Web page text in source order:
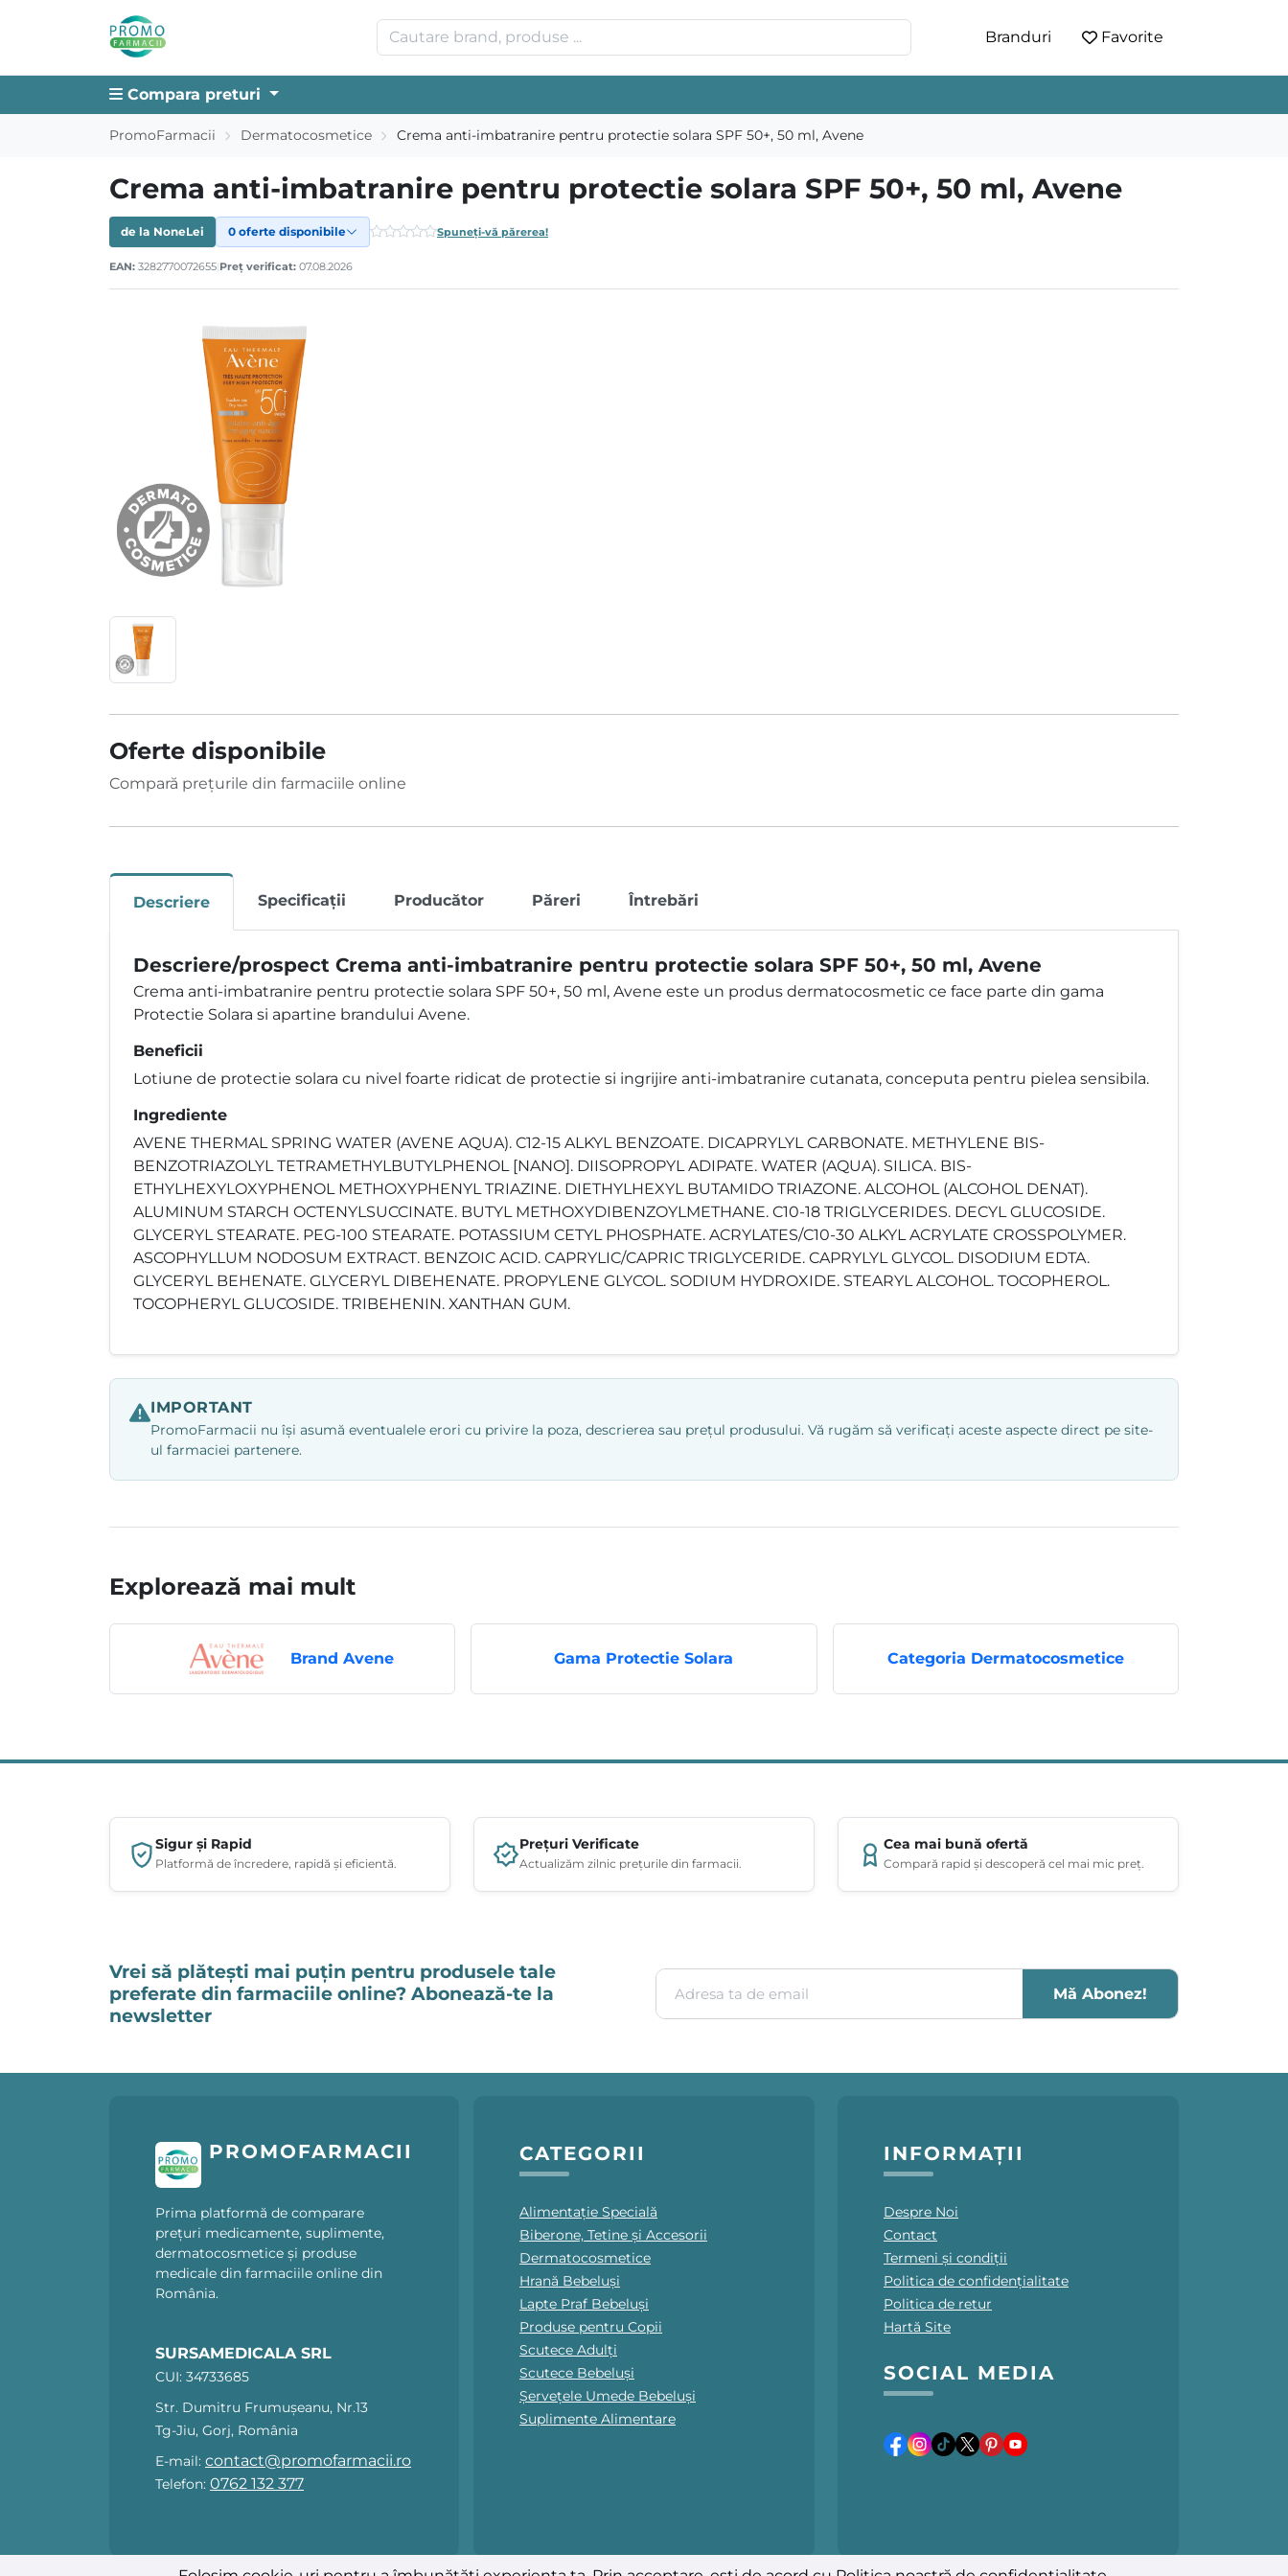
Branduri Favorite
Compara preturi
PromoFarmacii Dermatocosmetice Crema anti-imbatranire pentru protectie solara SPF 50+, 50 ml, Avene
Crema anti-imbatranire pentru protectie solara SPF 50+, 50 ml, Avene
de la NoneLei 0 oferte disponibile Spuneți-vă părerea!
EAN: 3282770072655 Preț verificat: 07.08.2026
Oferte disponibile
Compară prețurile din farmaciile online
Descriere Specificații Producător Păreri Întrebări
Descriere/prospect Crema anti-imbatranire pentru protectie solara SPF 50+, 50 ml, Avene
Crema anti-imbatranire pentru protectie solara SPF 50+, 50 ml, Avene este un produs dermatocosmetic ce face parte din gama
Protectie Solara si apartine brandului Avene.
Beneficii
Lotiune de protectie solara cu nivel foarte ridicat de protectie si ingrijire anti-imbatranire cutanata, conceputa pentru pielea sensibila.
Ingrediente
AVENE THERMAL SPRING WATER (AVENE AQUA). C12-15 ALKYL BENZOATE. DICAPRYLYL CARBONATE. METHYLENE BIS-
BENZOTRIAZOLYL TETRAMETHYLBUTYLPHENOL [NANO]. DIISOPROPYL ADIPATE. WATER (AQUA). SILICA. BIS-
ETHYLHEXYLOXYPHENOL METHOXYPHENYL TRIAZINE. DIETHYLHEXYL BUTAMIDO TRIAZONE. ALCOHOL (ALCOHOL DENAT).
ALUMINUM STARCH OCTENYLSUCCINATE. BUTYL METHOXYDIBENZOYLMETHANE. C10-18 TRIGLYCERIDES. DECYL GLUCOSIDE.
GLYCERYL STEARATE. PEG-100 STEARATE. POTASSIUM CETYL PHOSPHATE. ACRYLATES/C10-30 ALKYL ACRYLATE CROSSPOLYMER.
ASCOPHYLLUM NODOSUM EXTRACT. BENZOIC ACID. CAPRYLIC/CAPRIC TRIGLYCERIDE. CAPRYLYL GLYCOL. DISODIUM EDTA.
GLYCERYL BEHENATE. GLYCERYL DIBEHENATE. PROPYLENE GLYCOL. SODIUM HYDROXIDE. STEARYL ALCOHOL. TOCOPHEROL.
TOCOPHERYL GLUCOSIDE. TRIBEHENIN. XANTHAN GUM.
IMPORTANT
PromoFarmacii nu își asumă eventualele erori cu privire la poza, descrierea sau prețul produsului. Vă rugăm să verificați aceste aspecte direct pe site-
ul farmaciei partenere.
Explorează mai mult
Brand Avene Gama Protectie Solara Categoria Dermatocosmetice
Sigur și Rapid
Platformă de încredere, rapidă și eficientă.
Prețuri Verificate
Actualizăm zilnic prețurile din farmacii.
Cea mai bună ofertă
Compară rapid și descoperă cel mai mic preț.
Vrei să plătești mai puțin pentru produsele tale
preferate din farmaciile online? Abonează-te la
newsletter
Adresa ta de email
Mă Abonez!
PROMOFARMACII
Prima platformă de comparare
prețuri medicamente, suplimente,
dermatocosmetice și produse
medicale din farmaciile online din
România.
SURSAMEDICALA SRL
CUI: 34733685
Str. Dumitru Frumușeanu, Nr.13
Tg-Jiu, Gorj, România
E-mail: contact@promofarmacii.ro
Telefon: 0762 132 377
CATEGORII
Alimentație Specială
Biberone, Tetine și Accesorii
Dermatocosmetice
Hrană Bebeluși
Lapte Praf Bebeluși
Produse pentru Copii
Scutece Adulți
Scutece Bebeluși
Șervețele Umede Bebeluși
Suplimente Alimentare
INFORMAȚII
Despre Noi
Contact
Termeni și condiții
Politica de confidențialitate
Politica de retur
Hartă Site
SOCIAL MEDIA